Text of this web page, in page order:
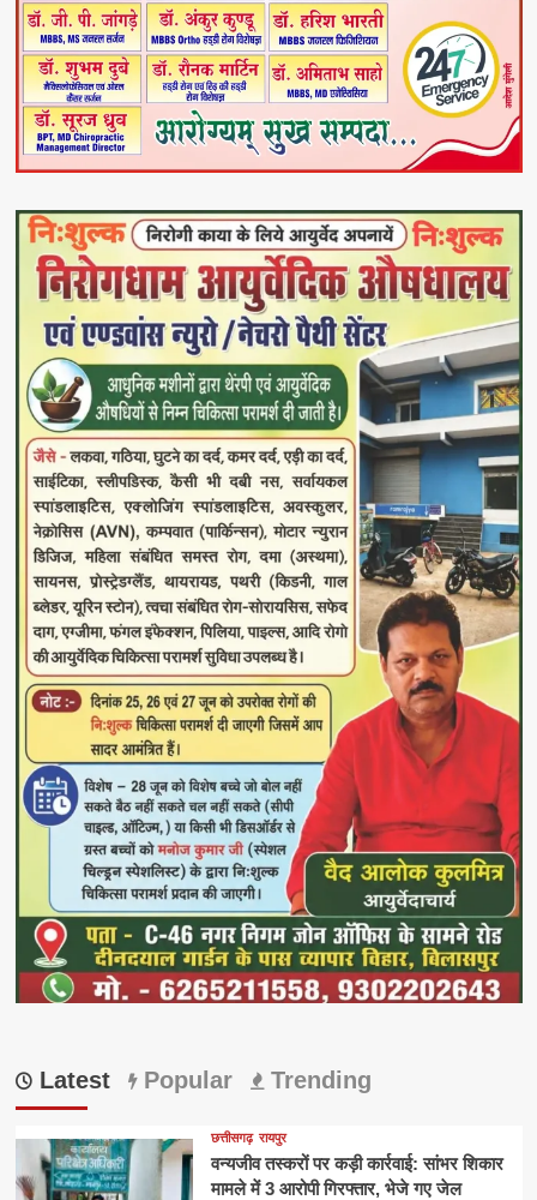
Latest Popular Trending
छत्तीसगढ़ रायपुर
वन्यजीव तस्करों पर कड़ी कार्रवाई: सांभर शिकार
मामले में 3 आरोपी गिरफ्तार, भेजे गए जेल